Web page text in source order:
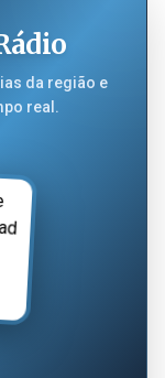
da região e
real.